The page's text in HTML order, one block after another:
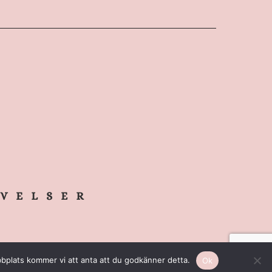
TIPS I ÖSTERGÖTLAND WEBBUTIK
kommer vi att anta att du godkänner detta. Ok